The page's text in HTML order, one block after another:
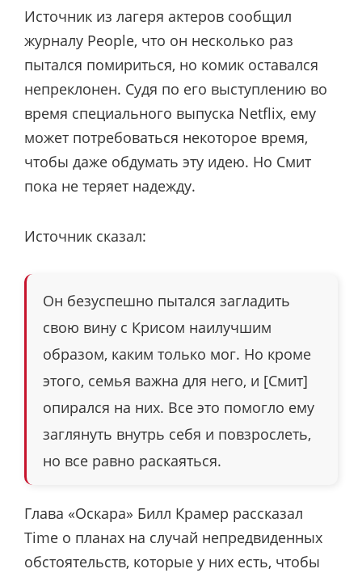
Источник из лагеря актеров сообщил
журналу People, что он несколько раз
пытался помириться, но комик оставался
непреклонен. Судя по его выступлению во
время специального выпуска Netflix, ему
может потребоваться некоторое время,
чтобы даже обдумать эту идею. Но Смит
пока не теряет надежду.
Источник сказал:
Он безуспешно пытался загладить
свою вину с Крисом наилучшим
образом, каким только мог. Но кроме
этого, семья важна для него, и [Смит]
опирался на них. Все это помогло ему
заглянуть внутрь себя и повзрослеть,
но все равно раскаяться.
Глава «Оскара» Билл Крамер рассказал
Time о планах на случай непредвиденных
обстоятельств, которые у них есть, чтобы